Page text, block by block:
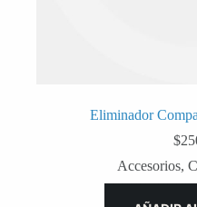
Eliminador
$
Accesorios,